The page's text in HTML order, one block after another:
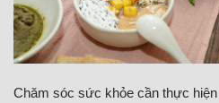
Chăm sóc sức khỏe cần thực hiện